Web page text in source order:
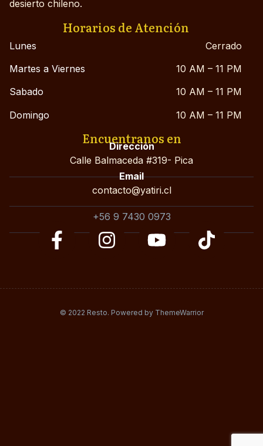
desierto chileno.
Horarios de Atención
Lunes
Cerrado
Martes a Viernes
10 AM – 11 PM
Sabado
10 AM – 11 PM
Domingo
10 AM – 11 PM
Encuentranos en
Dirección
Calle Balmaceda #319- Pica
Email
contacto@yatiri.cl
+56 9 7430 0973
© 2022 Resto. Powered by ThemeWarrior